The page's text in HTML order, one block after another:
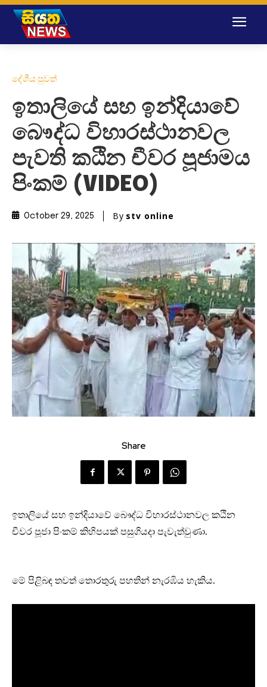
දේශීය පුවත්
ඉතාලියේ සහ ඉන්දියාවේ
බෞද්ධ විහාරස්ථානවල
පැවති කඨින චීවර පූජාමය
පිංකම් (VIDEO)
October 29, 2025 By stv online
Share
ඉතාලියේ සහ ඉන්දියාවේ බෞද්ධ විහාරස්ථානවල කඨින
චීවර පූජා පිංකම් කිහිපයක් පසුගියදා පැවැත්වුණා.
මේ පිළිබඳ තවත් තොරතුරු පහතින් නැරඹිය හැකිය.